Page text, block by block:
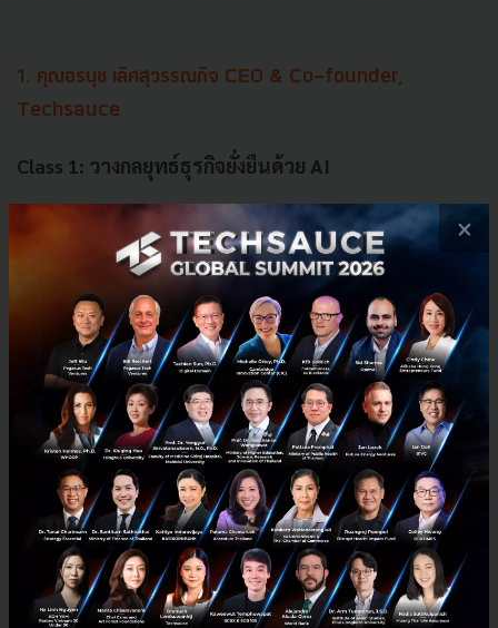
1. คุณอรนุช เลิศสุวรรณกิจ CEO & Co-founder,
Techsauce
Class 1: วางกลยุทธ์ธุรกิจยั่งยืนด้วย AI
โจทย์และความท้าทายปัจจุบันของธุรกิจ ในภาคการ
บริการทั้ง F&B และธุรกิจสายสุขภาพ
การเปลี่ยน Insight ให้กลายเป็นกลยุทธ์ธุรกิจ
แนวทางการมองหาโอกาสใหม่ และสร้าง New S-
Curve ด้วย AI Technology
Success Cases ในกลุ่มอุตสาหกรรมเป้าหมาย
โครงการ SIP UOB 2026
2. คุณชลธิชา แสงพันธุ์ AI & Data Evangelist,
Techsauce Fellow
Class 2: เข้าใจ Data ตั้งแต่ต้น
×